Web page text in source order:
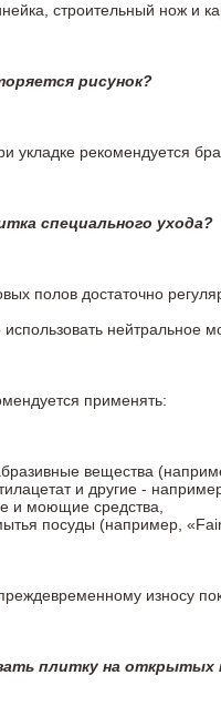
строительный нож и
рисунок?
укладке рекомендуется
специального ухода?
полов достаточно
применять:
вещества
и другие -
и моющие средства,
посуды (например,
износу
плитку на открытых